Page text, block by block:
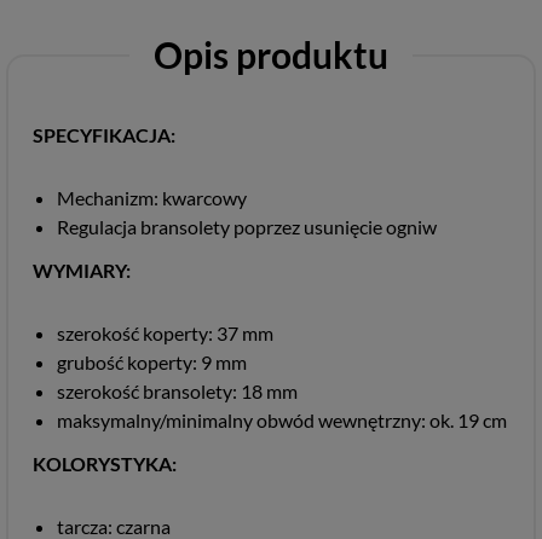
Opis produktu
SPECYFIKACJA:
Mechanizm: kwarcowy
Regulacja bransolety poprzez usunięcie ogniw
WYMIARY:
szerokość koperty: 37 mm
grubość koperty: 9 mm
szerokość bransolety: 18 mm
maksymalny/minimalny obwód wewnętrzny: ok. 19 cm
KOLORYSTYKA:
tarcza: czarna